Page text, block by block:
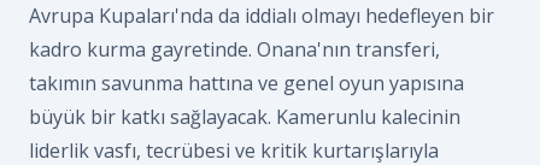
Avrupa Kupaları'nda da iddialı olmayı hedefleyen bir
kadro kurma gayretinde. Onana'nın transferi,
takımın savunma hattına ve genel oyun yapısına
büyük bir katkı sağlayacak. Kamerunlu kalecinin
liderlik vasfı, tecrübesi ve kritik kurtarışlarıyla